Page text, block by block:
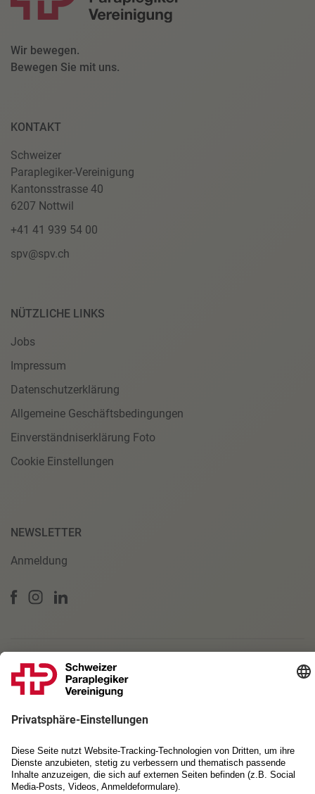
Wir bewegen.
Bewegen Sie mit uns.
KONTAKT
Schweizer
Paraplegiker-Vereinigung
Kantonsstrasse 40
6207 Nottwil
+41 41 939 54 00
spv@spv.ch
NÜTZLICHE LINKS
Jobs
Impressum
Datenschutzerklärung
Allgemeine Geschäftsbedingungen
Einverständniserklärung Foto
Cookie Einstellungen
NEWSLETTER
Anmeldung
PARTNERSCHAFTEN